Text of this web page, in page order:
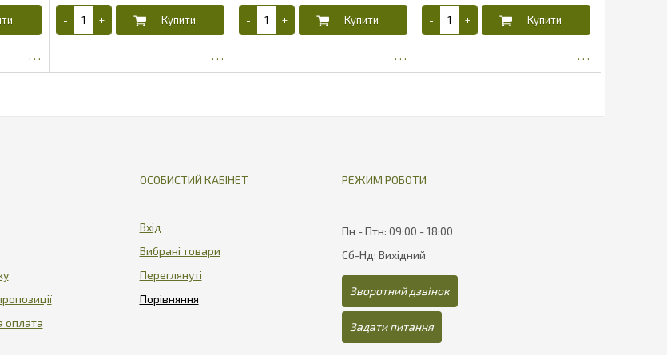
оплата
ОСОБИСТИЙ КАБІНЕТ
Вхід
Вибрані товари
Переглянуті
РЕЖИМ РОБОТИ
Пн - Птн: 09:00 - 18:00
Сб-Нд: Вихідний
Зворотний дзвінок
Задати питання